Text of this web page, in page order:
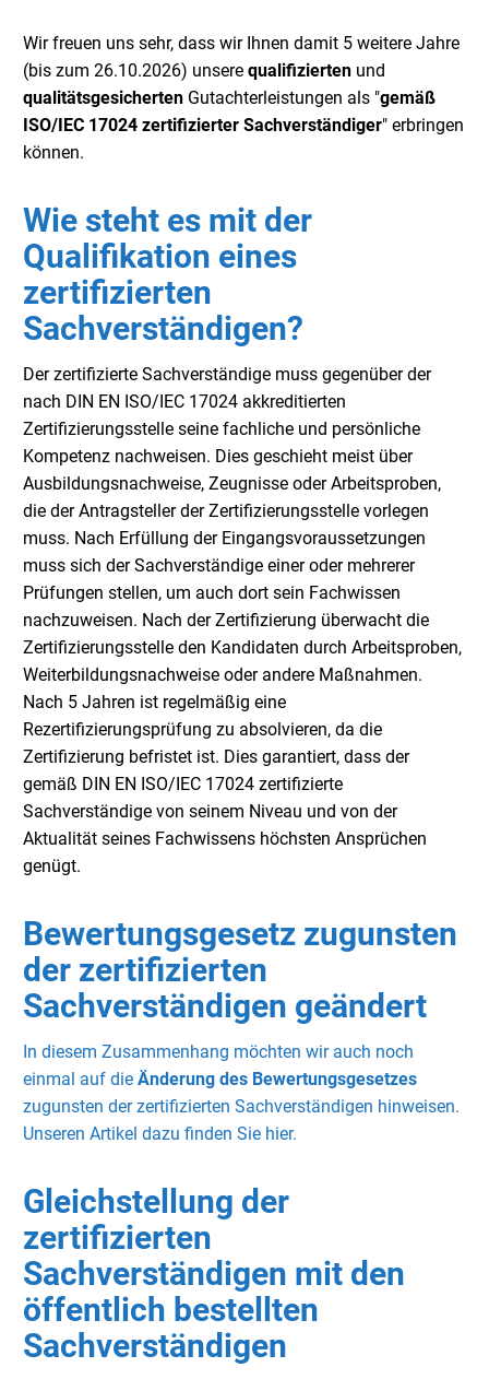
Wir freuen uns sehr, dass wir Ihnen damit 5 weitere Jahre
(bis zum 26.10.2026) unsere qualifizierten und
qualitätsgesicherten Gutachterleistungen als "gemäß
ISO/IEC 17024 zertifizierter Sachverständiger" erbringen
können.
Wie steht es mit der
Qualifikation eines
zertifizierten
Sachverständigen?
Der zertifizierte Sachverständige muss gegenüber der
nach DIN EN ISO/IEC 17024 akkreditierten
Zertifizierungsstelle seine fachliche und persönliche
Kompetenz nachweisen. Dies geschieht meist über
Ausbildungsnachweise, Zeugnisse oder Arbeitsproben,
die der Antragsteller der Zertifizierungsstelle vorlegen
muss. Nach Erfüllung der Eingangsvoraussetzungen
muss sich der Sachverständige einer oder mehrerer
Prüfungen stellen, um auch dort sein Fachwissen
nachzuweisen. Nach der Zertifizierung überwacht die
Zertifizierungsstelle den Kandidaten durch Arbeitsproben,
Weiterbildungsnachweise oder andere Maßnahmen.
Nach 5 Jahren ist regelmäßig eine
Rezertifizierungsprüfung zu absolvieren, da die
Zertifizierung befristet ist. Dies garantiert, dass der
gemäß DIN EN ISO/IEC 17024 zertifizierte
Sachverständige von seinem Niveau und von der
Aktualität seines Fachwissens höchsten Ansprüchen
genügt.
Bewertungsgesetz zugunsten
der zertifizierten
Sachverständigen geändert
In diesem Zusammenhang möchten wir auch noch
einmal auf die Änderung des Bewertungsgesetzes
zugunsten der zertifizierten Sachverständigen hinweisen.
Unseren Artikel dazu finden Sie hier.
Gleichstellung der
zertifizierten
Sachverständigen mit den
öffentlich bestellten
Sachverständigen